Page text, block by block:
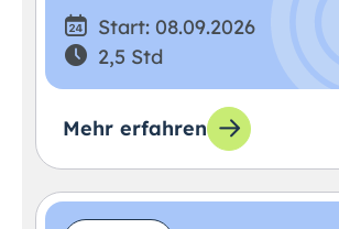
Start: 08.09.2026
2,5 Std
Mehr erfahren